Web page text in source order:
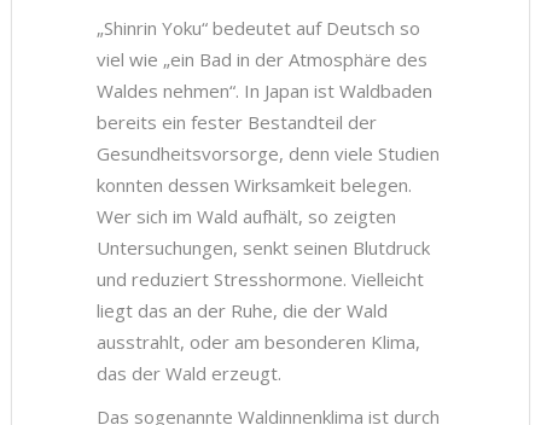
„Shinrin Yoku“ bedeutet auf Deutsch so
viel wie „ein Bad in der Atmosphäre des
Waldes nehmen“. In Japan ist Waldbaden
bereits ein fester Bestandteil der
Gesundheitsvorsorge, denn viele Studien
konnten dessen Wirksamkeit belegen.
Wer sich im Wald aufhält, so zeigten
Untersuchungen, senkt seinen Blutdruck
und reduziert Stresshormone. Vielleicht
liegt das an der Ruhe, die der Wald
ausstrahlt, oder am besonderen Klima,
das der Wald erzeugt.
Das sogenannte Waldinnenklima ist durch